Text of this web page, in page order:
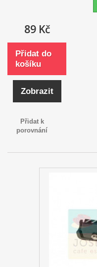
89 Kč
Přidat do
košíku
Zobrazit
Přidat k
porovnání